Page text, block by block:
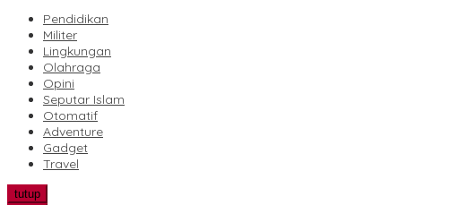
Pendidikan
Militer
Lingkungan
Olahraga
Opini
Seputar Islam
Otomatif
Adventure
Gadget
Travel
tutup